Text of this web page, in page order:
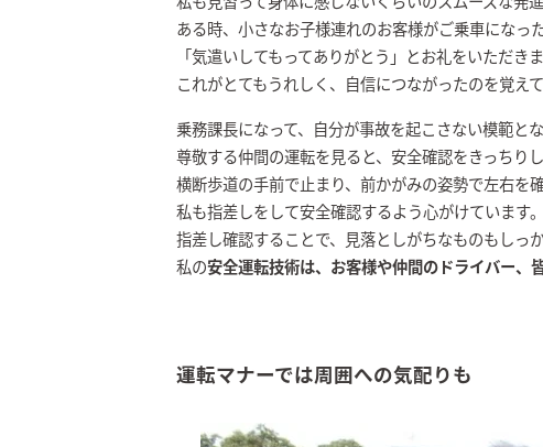
ある時、小さなお子様連れのお客様がご乗車になっ
「気遣いしてもってありがとう」とお礼をいただきま
これがとてもうれしく、自信につながったのを覚えて
乗務課長になって、自分が事故を起こさない模範と
尊敬する仲間の運転を見ると、安全確認をきっちり
横断歩道の手前で止まり、前かがみの姿勢で左右を
私も指差しをして安全確認するよう心がけています。
指差し確認することで、見落としがちなものもしっ
私の安全運転技術は、お客様や仲間のドライバー、
運転マナーでは周囲への気配りも